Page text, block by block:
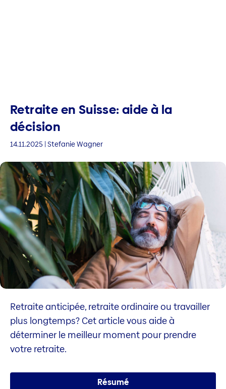
Retraite en Suisse: aide à la
décision
14.11.2025 | Stefanie Wagner
Retraite anticipée, retraite ordinaire ou travailler
plus longtemps? Cet article vous aide à
déterminer le meilleur moment pour prendre
votre retraite.
Résumé